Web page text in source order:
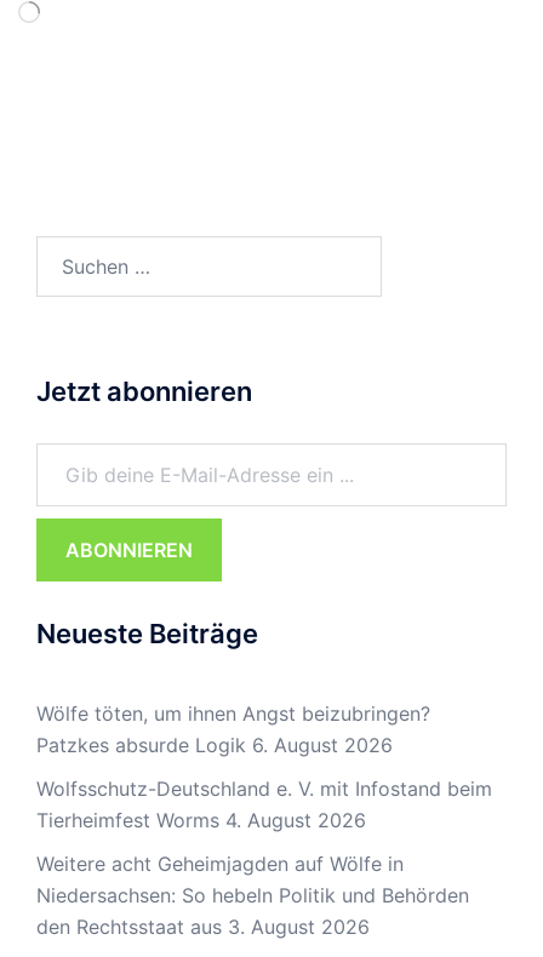
Wird
Jetzt abonnieren
Gib deine E-Mail-Adresse ein ...
ABONNIEREN
Neueste Beiträge
Wölfe töten, um ihnen Angst beizubringen?
Patzkes absurde Logik 6. August 2026
Wolfsschutz-Deutschland e. V. mit Infostand beim
Tierheimfest Worms 4. August 2026
Weitere acht Geheimjagden auf Wölfe in
Niedersachsen: So hebeln Politik und Behörden
den Rechtsstaat aus 3. August 2026